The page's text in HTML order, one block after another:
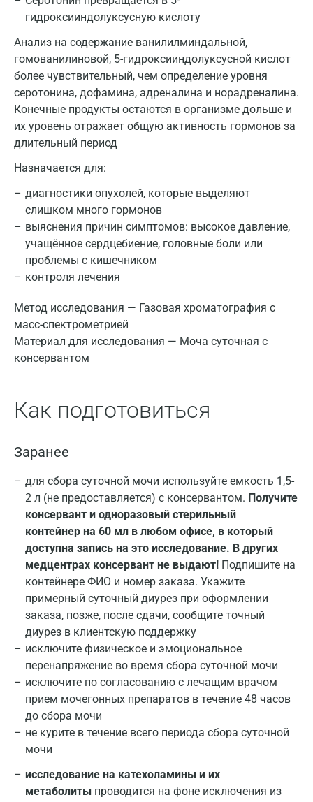
гидроксииндолуксусную кислоту
Анализ на содержание ванилилминдальной,
гомованилиновой, 5-гидроксииндолуксусной кислот
более чувствительный, чем определение уровня
серотонина, дофамина, адреналина и норадреналина.
Конечные продукты остаются в организме дольше и
их уровень отражает общую активность гормонов за
длительный период
Назначается для:
диагностики опухолей, которые выделяют
слишком много гормонов
выяснения причин симптомов: высокое давление,
учащённое сердцебиение, головные боли или
проблемы с кишечником
контроля лечения
Метод исследования — Газовая хроматография с
масс-спектрометрией
Материал для исследования — Моча суточная с
консервантом
Как подготовиться
Заранее
для сбора суточной мочи используйте емкость 1,5-
2 л (не предоставляется) с консервантом. Получите
консервант и одноразовый стерильный
контейнер на 60 мл в любом офисе, в который
доступна запись на это исследование. В других
медцентрах консервант не выдают! Подпишите на
контейнере ФИО и номер заказа. Укажите
примерный суточный диурез при оформлении
заказа, позже, после сдачи, сообщите точный
диурез в клиентскую поддержку
исключите физическое и эмоциональное
перенапряжение во время сбора суточной мочи
исключите по согласованию с лечащим врачом
прием мочегонных препаратов в течение 48 часов
до сбора мочи
не курите в течение всего периода сбора суточной
мочи
исследование на катехоламины и их
метаболиты проводится на фоне исключения из